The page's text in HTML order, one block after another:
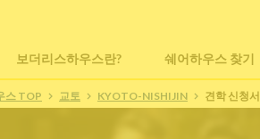
보더리스하우스란? 쉐어하우스 찾기
스 TOP 교토 KYOTO-NISHIJIN 견학 신청서